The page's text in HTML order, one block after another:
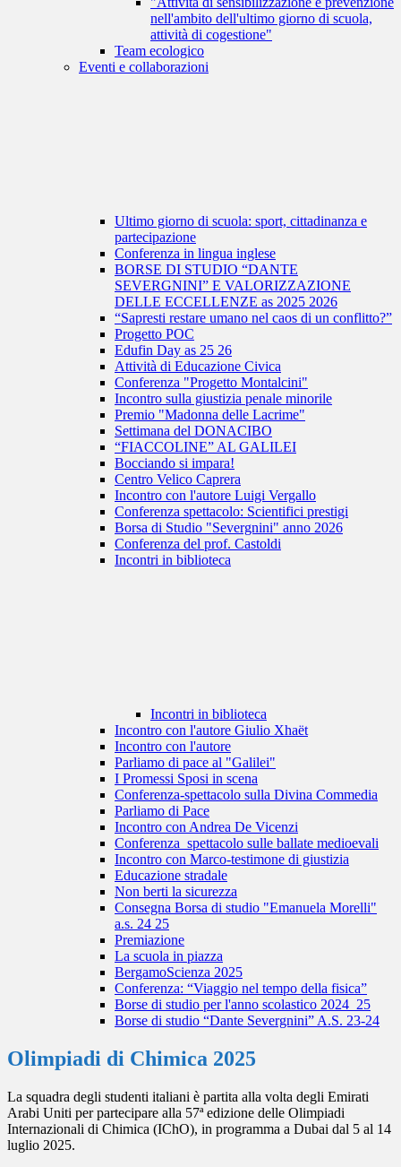
nell'ambito dell'ultimo giorno di scuola,
attività di cogestione"
Team ecologico
Eventi e collaborazioni
Ultimo giorno di scuola: sport, cittadinanza e
partecipazione
Conferenza in lingua inglese
BORSE DI STUDIO “DANTE
SEVERGNINI” E VALORIZZAZIONE
DELLE ECCELLENZE as 2025 2026
“Sapresti restare umano nel caos di un conflitto?”
Progetto POC
Edufin Day as 25 26
Attività di Educazione Civica
Conferenza "Progetto Montalcini"
Incontro sulla giustizia penale minorile
Premio "Madonna delle Lacrime"
Settimana del DONACIBO
“FIACCOLINE” AL GALILEI
Bocciando si impara!
Centro Velico Caprera
Incontro con l'autore Luigi Vergallo
Conferenza spettacolo: Scientifici prestigi
Borsa di Studio "Severgnini" anno 2026
Conferenza del prof. Castoldi
Incontri in biblioteca
Incontri in biblioteca
Incontro con l'autore Giulio Xhaët
Incontro con l'autore
Parliamo di pace al "Galilei"
I Promessi Sposi in scena
Conferenza-spettacolo sulla Divina Commedia
Parliamo di Pace
Incontro con Andrea De Vicenzi
Conferenza_spettacolo sulle ballate medioevali
Incontro con Marco-testimone di giustizia
Educazione stradale
Non berti la sicurezza
Consegna Borsa di studio "Emanuela Morelli"
a.s. 24 25
Premiazione
La scuola in piazza
BergamoScienza 2025
Conferenza: “Viaggio nel tempo della fisica”
Borse di studio per l'anno scolastico 2024_25
Borse di studio “Dante Severgnini” A.S. 23-24
Olimpiadi di Chimica 2025
La squadra degli studenti italiani è partita alla volta degli Emirati
Arabi Uniti per partecipare alla 57ª edizione delle Olimpiadi
Internazionali di Chimica (IChO), in programma a Dubai dal 5 al 14
luglio 2025.